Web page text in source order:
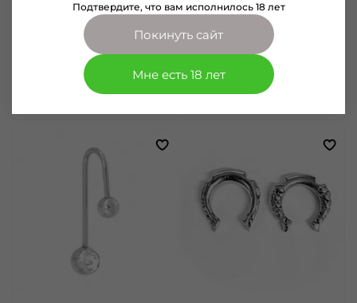
Серьга сталь крокодил
В корзину
9120007
Серьга сталь крыло
550 руб
В корзину
Подтвердите, что вам исполнилось 18 лет
Покинуть сайт
Мне есть 18 лет